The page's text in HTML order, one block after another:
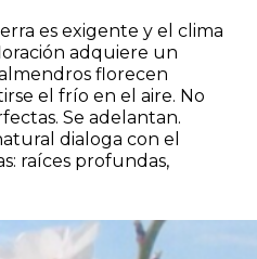
es exigente y el clima
adquiere un
florecen
el frío en el aire. No
Se adelantan.
dialoga con el
raíces profundas,